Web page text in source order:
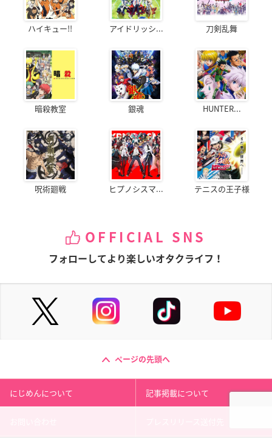
ハイキュー!! アイドリッシ... 刀剣乱舞
暗殺教室 銀魂 HUNTER...
呪術廻戦 ヒプノシスマ... テニスの王子様
OFFICIAL SNS
フォローしてより楽しいオタクライフ！
ページの先頭へ
にじめんについて 記事掲載について